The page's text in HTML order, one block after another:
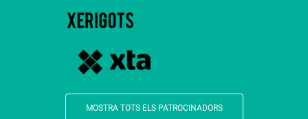
MOSTRA TOTS ELS PATROCINADORS